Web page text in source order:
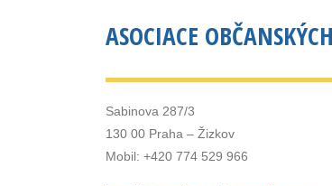
ASOCIACE
Sabinova 287/3
130 00 Praha – Žizkov
Mobil: +420 774 529 966